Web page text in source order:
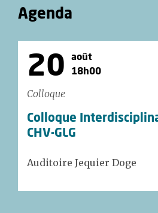
Agenda
20
août
18h00
Colloque
Colloque
CHV-GLG
Auditoire Jequier Doge